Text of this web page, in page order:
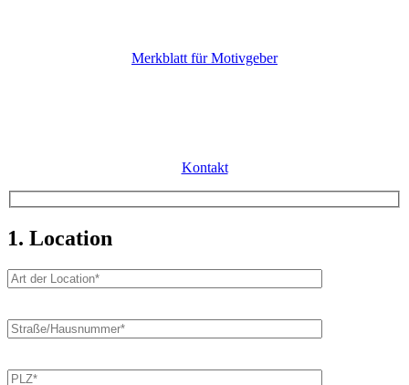
Merkblatt für Motivgeber
Kontakt
1. Location